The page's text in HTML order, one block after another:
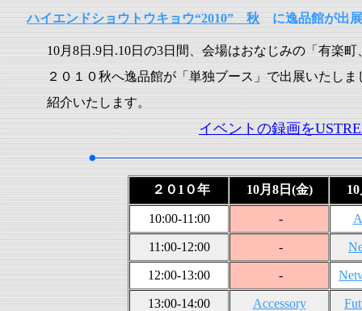
ハイエンドショウトウキョウ“2010” 秋に逸品館が出展
10月8日.9日.10日の3日間、会場はおなじみの「有楽
２０１０秋へ逸品館が「単独ブース」で出展いたし
紹介いたします。
イベントの録画を
２０1０年 10月8日(金)
10:00-11:00 -
11:00-12:00 -
12:00-13:00 -
13:00-14:00 Accessory